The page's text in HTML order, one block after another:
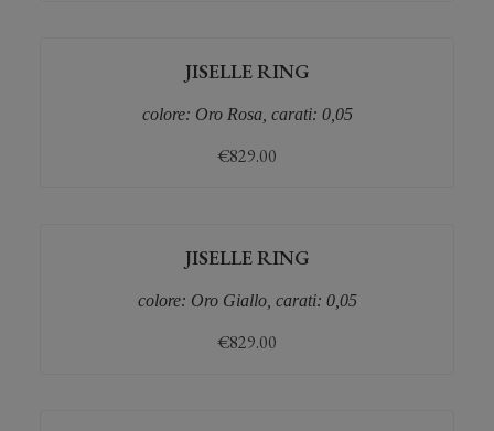
JISELLE RING
colore: Oro Rosa, carati: 0,05
€829.00
JISELLE RING
colore: Oro Giallo, carati: 0,05
€829.00